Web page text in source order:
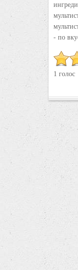
- по
1 голос